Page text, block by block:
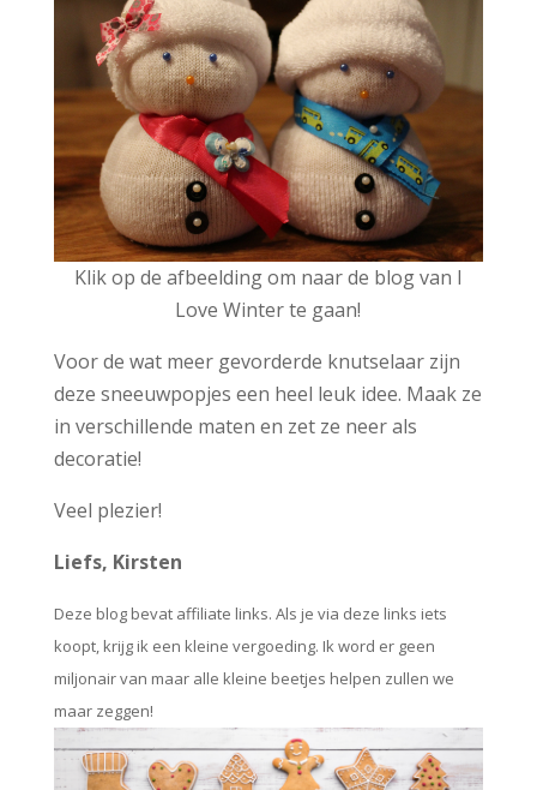
Klik op de afbeelding om naar de blog van I
Love Winter te gaan!
Voor de wat meer gevorderde knutselaar zijn
deze sneeuwpopjes een heel leuk idee. Maak ze
in verschillende maten en zet ze neer als
decoratie!
Veel plezier!
Liefs, Kirsten
Deze blog bevat affiliate links. Als je via deze links iets
koopt, krijg ik een kleine vergoeding. Ik word er geen
miljonair van maar alle kleine beetjes helpen zullen we
maar zeggen!